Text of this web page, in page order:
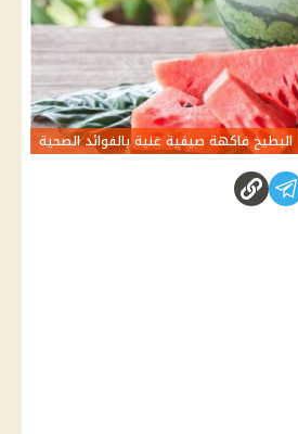
البطيخ فاكهة صيفية غنية بالفوائد الصحية